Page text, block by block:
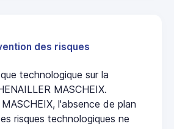
des risques
technologique sur la
MASCHEIX.
l'absence de plan
risques technologiques ne